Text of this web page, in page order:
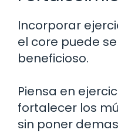
Incorporar
el core puede
beneficioso.
Piensa en
fortalecer los
sin poner